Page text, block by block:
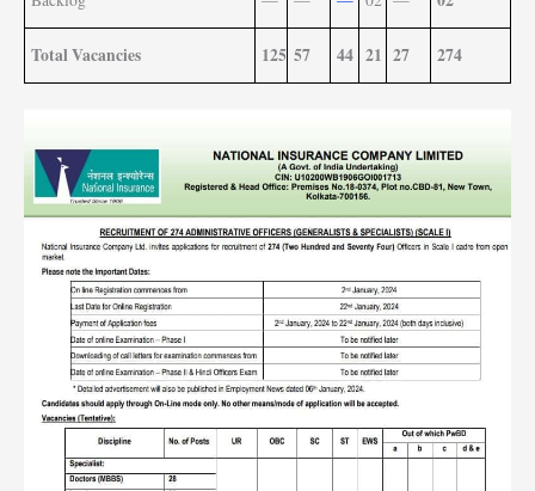
Total Vacancies 125 57 44 21 27 274